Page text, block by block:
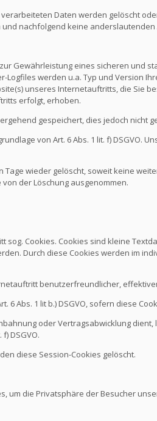
Daten werden gelöscht
nachfolgend keine
Gewährleistung eines sicheren und
Logfiles werden u.a. Typ und Version
unseres Internetauftritts, die Sie
erfolgt, erhoben.
gespeichert, dies jedoch nicht
von Art. 6 Abs. 1 lit. f) DSGVO.
wieder gelöscht, soweit keine
der Löschung ausgenommen.
sog. Cookies. Cookies sind kleine
Durch diese Cookies werden im
benutzerfreundlicher,
6 Abs. 1 lit b.) DSGVO, sofern diese
oder Vertragsabwicklung
DSGVO.
diese Session-Cookies gelöscht.
um die Privatsphäre der Besucher